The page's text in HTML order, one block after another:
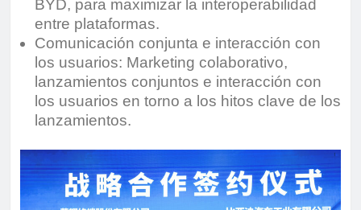
BYD, para maximizar la interoperabilidad
entre plataformas.
Comunicación conjunta e interacción con
los usuarios: Marketing colaborativo,
lanzamientos conjuntos e interacción con
los usuarios en torno a los hitos clave de los
lanzamientos.